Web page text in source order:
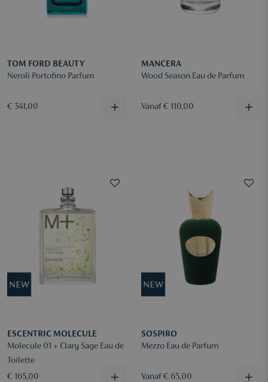
TOM FORD BEAUTY
Neroli Portofino Parfum
€ 341,00
MANCERA
Wood Season Eau de Parfum
Vanaf € 110,00
ESCENTRIC MOLECULE
Molecule 01 + Clary Sage Eau de
Toilette
€ 165,00
SOSPIRO
Mezzo Eau de Parfum
Vanaf € 65,00